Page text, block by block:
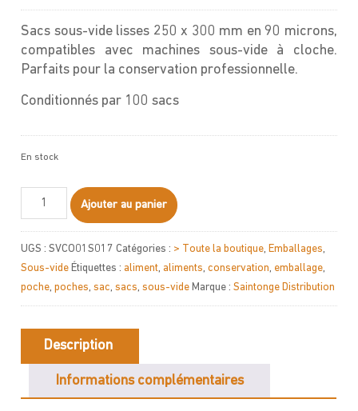
Sacs sous-vide lisses 250 x 300 mm en 90 microns,
compatibles avec machines sous-vide à cloche.
Parfaits pour la conservation professionnelle.
Conditionnés par 100 sacs
En stock
quantité
Sacs
sous-
vide
250x300
90
microns
Ajouter au panier
UGS :SVCO01S017 Catégories : > Toute la boutique,Emballages,
Sous-vide Étiquettes :aliment,aliments,conservation, emballage,
poche,poches,sac,sacs,sous-vide Marque :Saintonge Distribution
Description
Informations complémentaires